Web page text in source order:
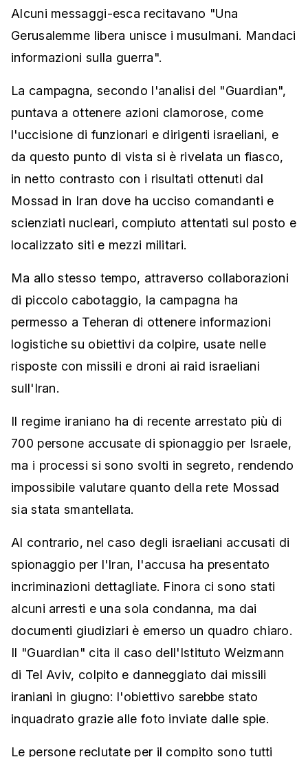
Alcuni messaggi-esca recitavano "Una
Gerusalemme libera unisce i musulmani. Mandaci
informazioni sulla guerra".
La campagna, secondo l'analisi del "Guardian",
puntava a ottenere azioni clamorose, come
l'uccisione di funzionari e dirigenti israeliani, e
da questo punto di vista si è rivelata un fiasco,
in netto contrasto con i risultati ottenuti dal
Mossad in Iran dove ha ucciso comandanti e
scienziati nucleari, compiuto attentati sul posto e
localizzato siti e mezzi militari.
Ma allo stesso tempo, attraverso collaborazioni
di piccolo cabotaggio, la campagna ha
permesso a Teheran di ottenere informazioni
logistiche su obiettivi da colpire, usate nelle
risposte con missili e droni ai raid israeliani
sull'Iran.
Il regime iraniano ha di recente arrestato più di
700 persone accusate di spionaggio per Israele,
ma i processi si sono svolti in segreto, rendendo
impossibile valutare quanto della rete Mossad
sia stata smantellata.
Al contrario, nel caso degli israeliani accusati di
spionaggio per l'Iran, l'accusa ha presentato
incriminazioni dettagliate. Finora ci sono stati
alcuni arresti e una sola condanna, ma dai
documenti giudiziari è emerso un quadro chiaro.
Il "Guardian" cita il caso dell'Istituto Weizmann
di Tel Aviv, colpito e danneggiato dai missili
iraniani in giugno: l'obiettivo sarebbe stato
inquadrato grazie alle foto inviate dalle spie.
Le persone reclutate per il compito sono tutti